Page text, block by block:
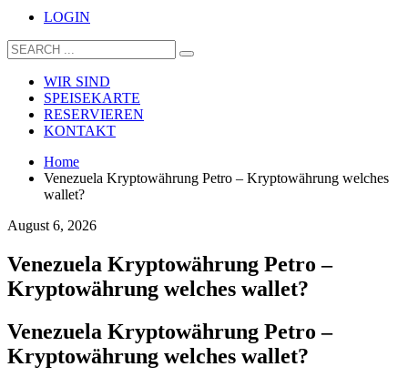
LOGIN
WIR SIND
SPEISEKARTE
RESERVIEREN
KONTAKT
Home
Venezuela Kryptowährung Petro – Kryptowährung welches
wallet?
August 6, 2026
Venezuela Kryptowährung Petro –
Kryptowährung welches wallet?
Venezuela Kryptowährung Petro –
Kryptowährung welches wallet?